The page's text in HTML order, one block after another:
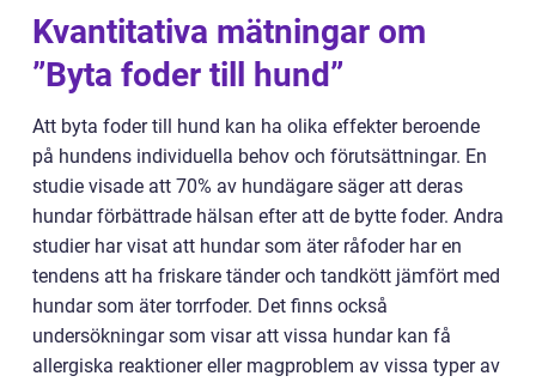
Kvantitativa mätningar om
”Byta foder till hund”
Att byta foder till hund kan ha olika effekter beroende
på hundens individuella behov och förutsättningar. En
studie visade att 70% av hundägare säger att deras
hundar förbättrade hälsan efter att de bytte foder. Andra
studier har visat att hundar som äter råfoder har en
tendens att ha friskare tänder och tandkött jämfört med
hundar som äter torrfoder. Det finns också
undersökningar som visar att vissa hundar kan få
allergiska reaktioner eller magproblem av vissa typer av